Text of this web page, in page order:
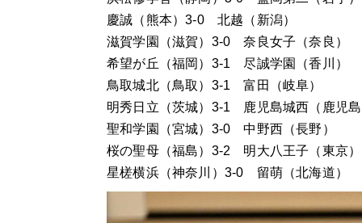
慶誠（熊本）3-0 北越（新潟）
滋賀学園（滋賀）3-0 奈良女子（奈良）
希望が丘（福岡）3-1 尽誠学園（香川）
鳥取城北（鳥取）3-1 富田（岐阜）
明秀日立（茨城）3-1 鹿児島城西（鹿児
聖和学園（宮城）3-0 中野西（長野）
桜の聖母（福島）3-2 明大八王子（東京）
星槎横浜（神奈川）3-0 留萌（北海道）